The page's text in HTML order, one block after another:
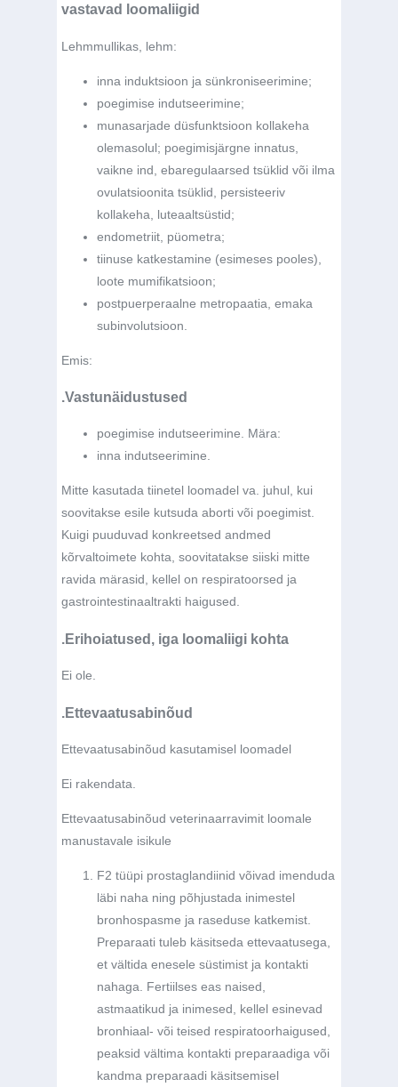
vastavad loomaliigid
Lehmmullikas, lehm:
inna induktsioon ja sünkroniseerimine;
poegimise indutseerimine;
munasarjade düsfunktsioon kollakeha
olemasolul; poegimisjärgne innatus,
vaikne ind, ebaregulaarsed tsüklid või ilma
ovulatsioonita tsüklid, persisteeriv
kollakeha, luteaaltsüstid;
endometriit, püometra;
tiinuse katkestamine (esimeses pooles),
loote mumifikatsioon;
postpuerperaalne metropaatia, emaka
subinvolutsioon.
Emis:
.Vastunäidustused
poegimise indutseerimine. Mära:
inna indutseerimine.
Mitte kasutada tiinetel loomadel va. juhul, kui
soovitakse esile kutsuda aborti või poegimist.
Kuigi puuduvad konkreetsed andmed
kõrvaltoimete kohta, soovitatakse siiski mitte
ravida märasid, kellel on respiratoorsed ja
gastrointestinaaltrakti haigused.
.Erihoiatused, iga loomaliigi kohta
Ei ole.
.Ettevaatusabinõud
Ettevaatusabinõud kasutamisel loomadel
Ei rakendata.
Ettevaatusabinõud veterinaarravimit loomale
manustavale isikule
F2 tüüpi prostaglandiinid võivad imenduda
läbi naha ning põhjustada inimestel
bronhospasme ja raseduse katkemist.
Preparaati tuleb käsitseda ettevaatusega,
et vältida enesele süstimist ja kontakti
nahaga. Fertiilses eas naised,
astmaatikud ja inimesed, kellel esinevad
bronhiaal- või teised respiratoorhaigused,
peaksid vältima kontakti preparaadiga või
kandma preparaadi käsitsemisel